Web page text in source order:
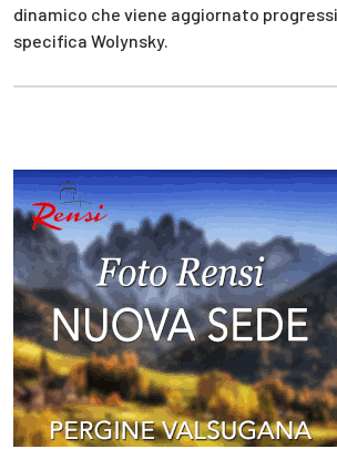
dinamico che viene aggiornato
specifica Wolynsky.